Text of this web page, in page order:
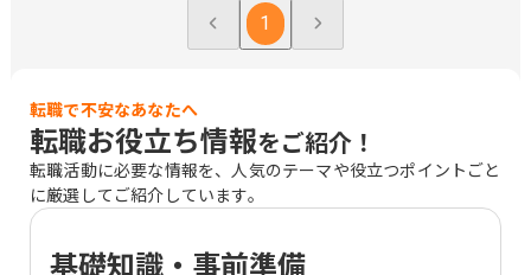
1
転職で不安なあなたへ
転職お役立ち情報をご紹介！
転職活動に必要な情報を、人気のテーマや役立つポイントごと
に厳選してご紹介しています。
基礎知識・事前準備